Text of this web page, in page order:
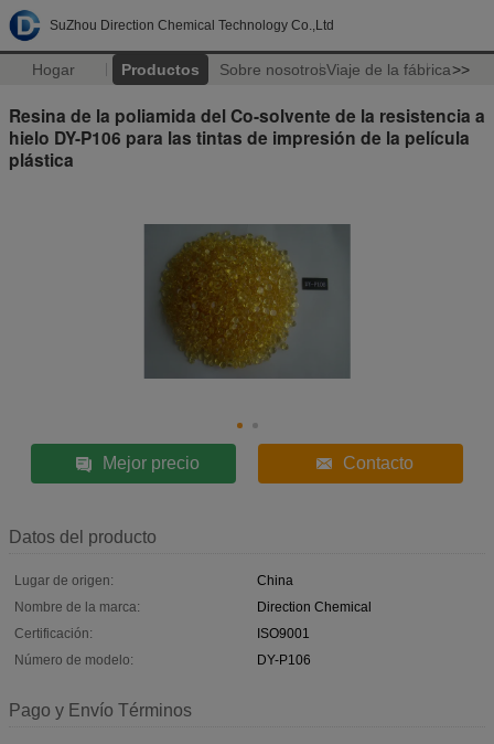
SuZhou Direction Chemical Technology Co.,Ltd
Hogar Productos Sobre nosotrosViaje de la fábrica>>
Resina de la poliamida del Co-solvente de la resistencia a
hielo DY-P106 para las tintas de impresión de la película
plástica
Mejor precio Contacto
Datos del producto
Lugar de origen:
China
Nombre de la marca:
Direction Chemical
Certificación:
ISO9001
Número de modelo:
DY-P106
Pago y Envío Términos